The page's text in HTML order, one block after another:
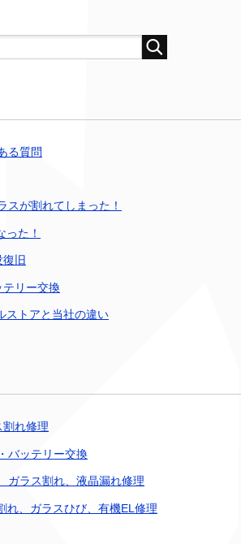
る質問
スが割れてしまった！
った！
旧
リー交換
ストアと当社の違い
割れ修理
バッテリー交換
ガラス割れ、液晶漏れ修理
れ、ガラスひび、有機EL修理